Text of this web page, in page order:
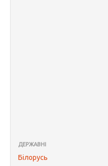
ДЕРЖАВНІ
Білорусь